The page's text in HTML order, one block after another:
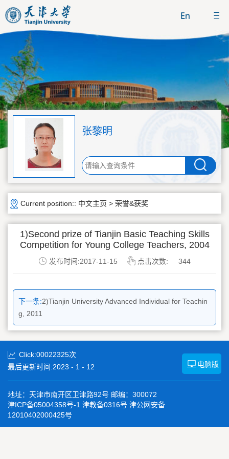
张黎明
Current position:: 中文主页 > 荣誉&获奖
1)Second prize of Tianjin Basic Teaching Skills
Competition for Young College Teachers, 2004
发布时间:2017-11-15 点击次数: 344
下一条:2)Tianjin University Advanced Individual for Teachin
g, 2011
Click:00022325次
最后更新时间:2023 - 1 - 12 电脑版
地址：天津市南开区卫津路92号 邮编：300072
津ICP备05004358号-1 津教备0316号 津公网安备
12010402000425号